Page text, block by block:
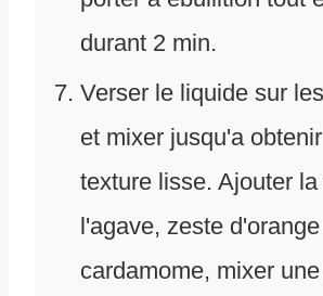
durant 2 min.
Verser le liquide sur
et mixer jusqu'a
texture lisse. Ajouter
l'agave, zeste
cardamome, mixer